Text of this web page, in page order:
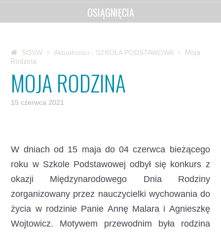
OSIĄGNIĘCIA
SOSW Aktualności - SZKOŁA PODSTAWOWA
Moja
Rodzina
MOJA RODZINA
15 czerwca 2021
W dniach od 15 maja do 04 czerwca bieżącego
roku w Szkole Podstawowej odbył się konkurs z
okazji Międzynarodowego Dnia Rodziny
zorganizowany przez nauczycielki wychowania do
życia w rodzinie Panie Annę Malara i Agnieszkę
Wojtowicz. Motywem przewodnim była rodzina